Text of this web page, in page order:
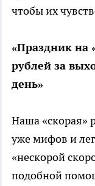
чтобы их
«Праздник на
рублей за
день»
Наша «скорая»
уже мифов и
«нескорой
подобной